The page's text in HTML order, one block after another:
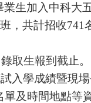
生加入中科大五
，共計招收741
錄取生報到截止。
入學成績暨現
及時間地點等